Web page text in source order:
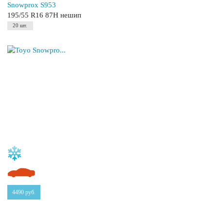
Snowprox S953
195/55 R16 87H нешип
20 шт.
4490 руб.